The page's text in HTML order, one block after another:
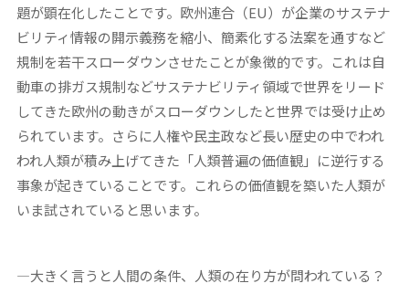
題が顕在化したことです。欧州連合（EU）が企業のサステナ
ビリティ情報の開示義務を縮小、簡素化する法案を通すなど
規制を若干スローダウンさせたことが象徴的です。これは自
動車の排ガス規制などサステナビリティ領域で世界をリード
してきた欧州の動きがスローダウンしたと世界では受け止め
られています。さらに人権や民主政など長い歴史の中でわれ
われ人類が積み上げてきた「人類普遍の価値観」に逆行する
事象が起きていることです。これらの価値観を築いた人類が
いま試されていると思います。
―大きく言うと人間の条件、人類の在り方が問われている？